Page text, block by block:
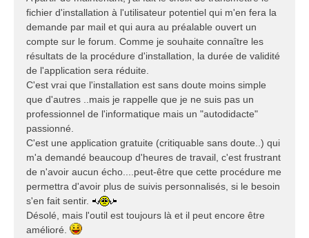
fichier d'installation à l'utilisateur potentiel qui m'en fera la
demande par mail et qui aura au préalable ouvert un
compte sur le forum. Comme je souhaite connaître les
résultats de la procédure d'installation, la durée de validité
de l'application sera réduite.
C'est vrai que l'installation est sans doute moins simple
que d'autres ..mais je rappelle que je ne suis pas un
professionnel de l'informatique mais un "autodidacte"
passionné.
C'est une application gratuite (critiquable sans doute..) qui
m'a demandé beaucoup d'heures de travail, c'est frustrant
de n'avoir aucun écho....peut-être que cette procédure me
permettra d'avoir plus de suivis personnalisés, si le besoin
s'en fait sentir.
Désolé, mais l'outil est toujours là et il peut encore être
amélioré.